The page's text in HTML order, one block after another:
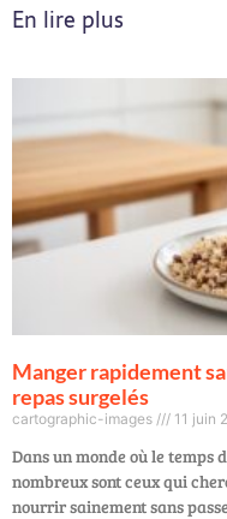
En lire plus
Manger rapidement
repas surgelés
cartographic-images 11 juin
Dans un monde où le temps
nombreux sont ceux qui
nourrir sainement sans